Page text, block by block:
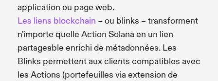
application ou page web.
Les liens blockchain – ou blinks – transforment
n'importe quelle Action Solana en un lien
partageable enrichi de métadonnées. Les
Blinks permettent aux clients compatibles avec
les Actions (portefeuilles via extension de